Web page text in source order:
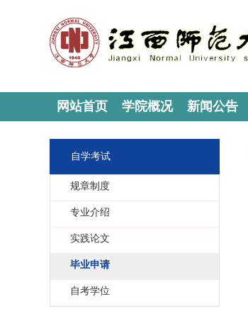
网站首页 学院概况 新闻公告
自学考试
规章制度
专业介绍
实践论文
毕业申请
自考学位